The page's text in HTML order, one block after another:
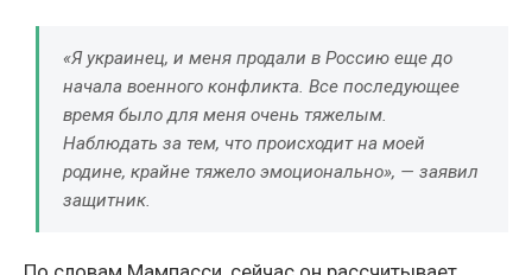
«Я украинец, и меня продали в Россию еще до
начала военного конфликта. Все последующее
время было для меня очень тяжелым.
Наблюдать за тем, что происходит на моей
родине, крайне тяжело эмоционально», — заявил
защитник.